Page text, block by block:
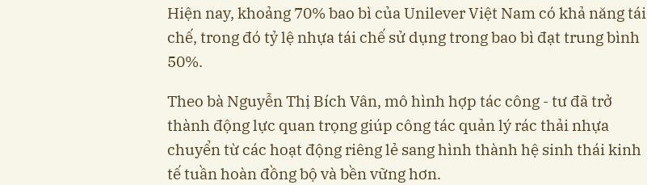
Hiện nay, khoảng 70% bao bì của Unilever Việt Nam có khả năng tái
chế, trong đó tỷ lệ nhựa tái chế sử dụng trong bao bì đạt trung bình
50%.
Theo bà Nguyễn Thị Bích Vân, mô hình hợp tác công - tư đã trở
thành động lực quan trọng giúp công tác quản lý rác thải nhựa
chuyển từ các hoạt động riêng lẻ sang hình thành hệ sinh thái kinh
tế tuần hoàn đồng bộ và bền vững hơn.